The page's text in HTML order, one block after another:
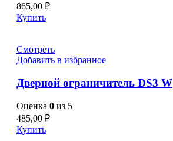
865,00 ₽
Купить
Смотреть
Добавить в избранное
Дверной ограничитель DS3 W
Оценка 0 из 5
485,00 ₽
Купить